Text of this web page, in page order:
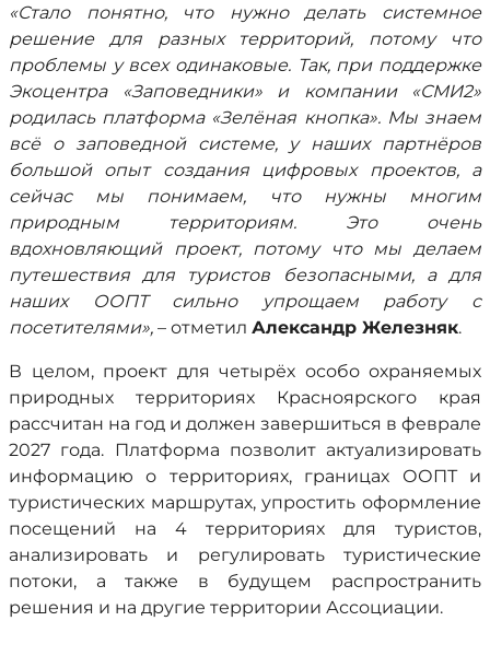
«Стало понятно, что нужно делать системное
решение для разных территорий, потому что
проблемы у всех одинаковые. Так, при поддержке
Экоцентра «Заповедники» и компании «СМИ2»
родилась платформа «Зелёная кнопка». Мы знаем
всё о заповедной системе, у наших партнёров
большой опыт создания цифровых проектов, а
сейчас мы понимаем, что нужны многим
природным территориям. Это очень
вдохновляющий проект, потому что мы делаем
путешествия для туристов безопасными, а для
наших ООПТ сильно упрощаем работу с
посетителями», – отметил Александр Железняк.
В целом, проект для четырёх особо охраняемых
природных территориях Красноярского края
рассчитан на год и должен завершиться в феврале
2027 года. Платформа позволит актуализировать
информацию о территориях, границах ООПТ и
туристических маршрутах, упростить оформление
посещений на 4 территориях для туристов,
анализировать и регулировать туристические
потоки, а также в будущем распространить
решения и на другие территории Ассоциации.